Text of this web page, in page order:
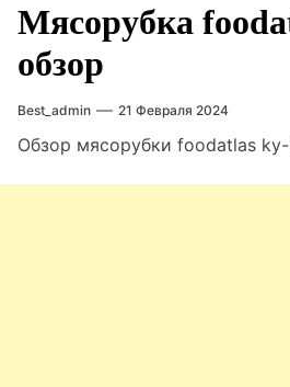
Мясорубка
обзор
Best_admin 21 Февраля 2024
Обзор мясорубки foodatlas ky-